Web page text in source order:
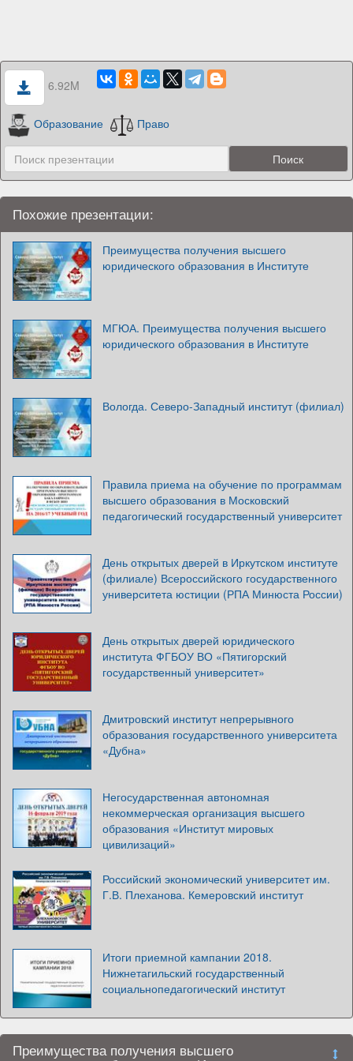
6.92M
Образование Право
Похожие презентации:
Преимущества получения высшего
юридического образования в Институте
МГЮА. Преимущества получения высшего
юридического образования в Институте
Вологда. Северо-Западный институт (филиал)
Правила приема на обучение по программам
высшего образования в Московский
педагогический государственный университет
День открытых дверей в Иркутском институте
(филиале) Всероссийского государственного
университета юстиции (РПА Минюста России)
День открытых дверей юридического
института ФГБОУ ВО «Пятигорский
государственный университет»
Дмитровский институт непрерывного
образования государственного университета
«Дубна»
Негосударственная автономная
некоммерческая организация высшего
образования «Институт мировых
цивилизаций»
Российский экономический университет им.
Г.В. Плеханова. Кемеровский институт
Итоги приемной кампании 2018.
Нижнетагильский государственный
социальнопедагогический институт
Преимущества получения высшего